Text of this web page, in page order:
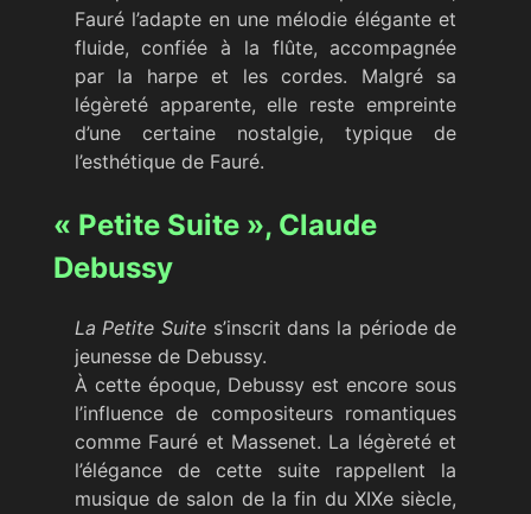
Fauré l’adapte en une mélodie élégante et
fluide, confiée à la flûte, accompagnée
par la harpe et les cordes. Malgré sa
légèreté apparente, elle reste empreinte
d’une certaine nostalgie, typique de
l’esthétique de Fauré.
« Petite Suite », Claude
Debussy
La Petite Suite s’inscrit dans la période de
jeunesse de Debussy.
À cette époque, Debussy est encore sous
l’influence de compositeurs romantiques
comme Fauré et Massenet. La légèreté et
l’élégance de cette suite rappellent la
musique de salon de la fin du XIXe siècle,